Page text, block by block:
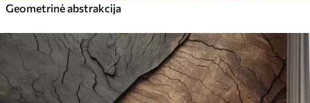
Geometrinė abstrakcija